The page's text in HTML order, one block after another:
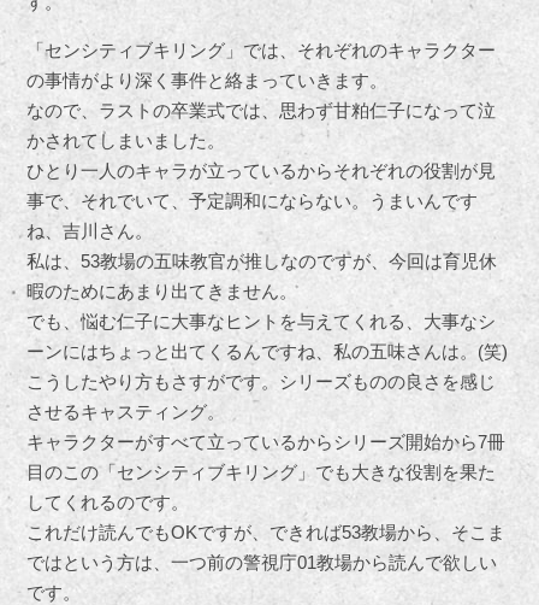
「センシティブキリング」では、それぞれのキャラクター
の事情がより深く事件と絡まっていきます。
なので、ラストの卒業式では、思わず甘粕仁子になって泣
かされてしまいました。
ひとり一人のキャラが立っているからそれぞれの役割が見
事で、それでいて、予定調和にならない。うまいんです
ね、吉川さん。
私は、53教場の五味教官が推しなのですが、今回は育児休
暇のためにあまり出てきません。
でも、悩む仁子に大事なヒントを与えてくれる、大事なシ
ーンにはちょっと出てくるんですね、私の五味さんは。(笑)
こうしたやり方もさすがです。シリーズものの良さを感じ
させるキャスティング。
キャラクターがすべて立っているからシリーズ開始から7冊
目のこの「センシティブキリング」でも大きな役割を果た
してくれるのです。
これだけ読んでもOKですが、できれば53教場から、そこま
ではという方は、一つ前の警視庁01教場から読んで欲しい
です。